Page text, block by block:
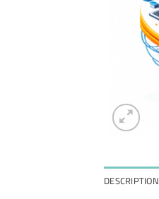
DESCRIPTION